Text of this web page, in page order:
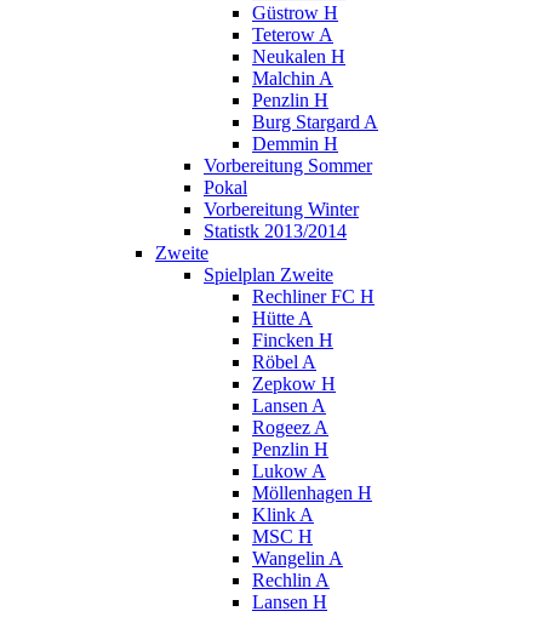
Güstrow H
Teterow A
Neukalen H
Malchin A
Penzlin H
Burg Stargard A
Demmin H
Vorbereitung Sommer
Pokal
Vorbereitung Winter
Statistk 2013/2014
Zweite
Spielplan Zweite
Rechliner FC H
Hütte A
Fincken H
Röbel A
Zepkow H
Lansen A
Rogeez A
Penzlin H
Lukow A
Möllenhagen H
Klink A
MSC H
Wangelin A
Rechlin A
Lansen H